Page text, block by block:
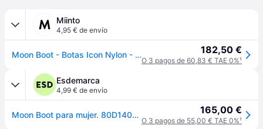
Miinto
4,95 € de envío
Moon Boot - Botas Icon Nylon - Shoes - Mujer - Negro - 35 EU - 182,50 €
O 3 pagos de 60,83 € TAE 0%¹
Esdemarca
4,99 € de envío
Moon Boot para mujer. 80D1400440 Botas Icon Nylon negro (45/47), Plano, Ninguno, Casual, Nieve - Negro, Gris 165,00 €
O 3 pagos de 55,00 € TAE 0%¹